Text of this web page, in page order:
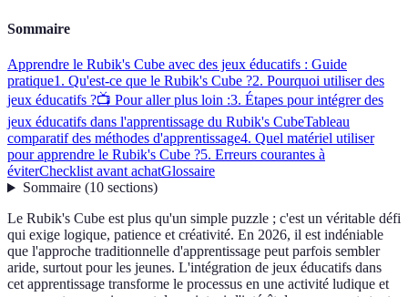
Sommaire
Apprendre le Rubik's Cube avec des jeux éducatifs : Guide
pratique1. Qu'est-ce que le Rubik's Cube ?2. Pourquoi utiliser des
jeux éducatifs ?📺 Pour aller plus loin :3. Étapes pour intégrer des
jeux éducatifs dans l'apprentissage du Rubik's CubeTableau
comparatif des méthodes d'apprentissage4. Quel matériel utiliser
pour apprendre le Rubik's Cube ?5. Erreurs courantes à
éviterChecklist avant achatGlossaire
Sommaire(10 sections)
Le Rubik's Cube est plus qu'un simple puzzle ; c'est un véritable défi
qui exige logique, patience et créativité. En 2026, il est indéniable
que l'approche traditionnelle d'apprentissage peut parfois sembler
aride, surtout pour les jeunes. L'intégration de jeux éducatifs dans
cet apprentissage transforme le processus en une activité ludique et